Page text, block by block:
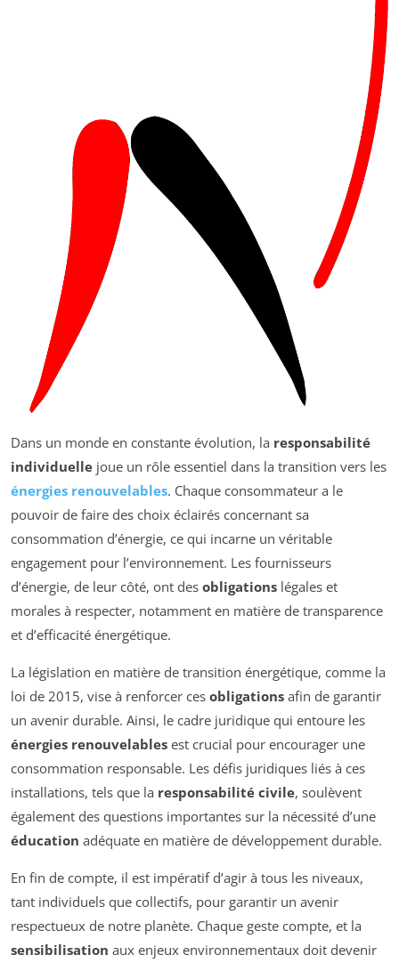
Dans un monde en constante évolution, la responsabilité
individuelle joue un rôle essentiel dans la transition vers les
énergies renouvelables. Chaque consommateur a le
pouvoir de faire des choix éclairés concernant sa
consommation d’énergie, ce qui incarne un véritable
engagement pour l’environnement. Les fournisseurs
d’énergie, de leur côté, ont des obligations légales et
morales à respecter, notamment en matière de transparence
et d’efficacité énergétique.
La législation en matière de transition énergétique, comme la
loi de 2015, vise à renforcer ces obligations afin de garantir
un avenir durable. Ainsi, le cadre juridique qui entoure les
énergies renouvelables est crucial pour encourager une
consommation responsable. Les défis juridiques liés à ces
installations, tels que la responsabilité civile, soulèvent
également des questions importantes sur la nécessité d’une
éducation adéquate en matière de développement durable.
En fin de compte, il est impératif d’agir à tous les niveaux,
tant individuels que collectifs, pour garantir un avenir
respectueux de notre planète. Chaque geste compte, et la
sensibilisation aux enjeux environnementaux doit devenir